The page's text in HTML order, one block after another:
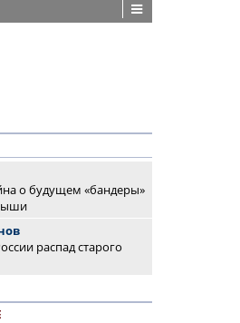
о будущем «бандеры»
распад старого